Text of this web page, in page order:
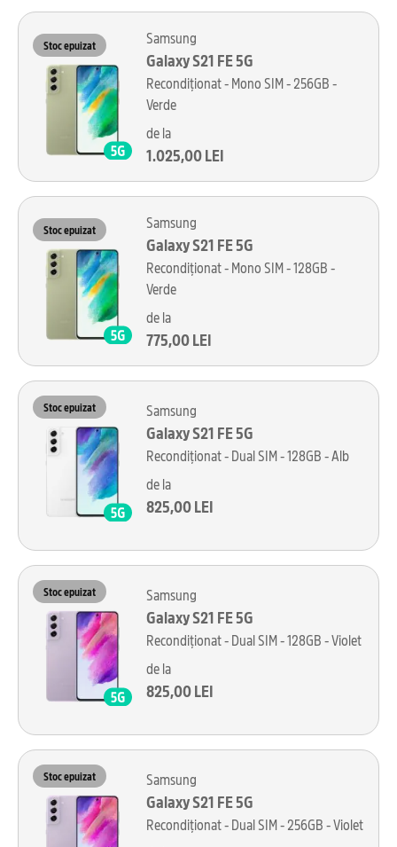
Stoc epuizat Samsung
Galaxy S21 FE 5G
Recondiționat - Mono SIM - 256GB -
Verde
de la
1.025,00 LEI
Stoc epuizat Samsung
Galaxy S21 FE 5G
Recondiționat - Mono SIM - 128GB -
Verde
de la
775,00 LEI
Stoc epuizat Samsung
Galaxy S21 FE 5G
Recondiționat - Dual SIM - 128GB - Alb
de la
825,00 LEI
Stoc epuizat Samsung
Galaxy S21 FE 5G
Recondiționat - Dual SIM - 128GB - Violet
de la
825,00 LEI
Stoc epuizat Samsung
Galaxy S21 FE 5G
Recondiționat - Dual SIM - 256GB - Violet